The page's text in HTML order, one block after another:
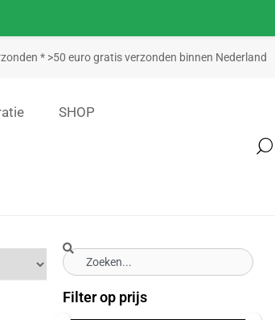
* >50 euro gratis verzonden binnen Nederland
SHOP
Filter op prijs